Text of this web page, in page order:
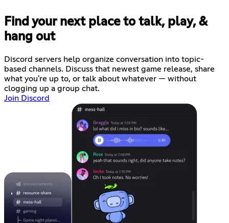
Find your next place to talk, play, &
hang out
Discord servers help organize conversation into topic-
based channels. Discuss that newest game release, share
what you're up to, or talk about whatever — without
clogging up a group chat.
Join Discord